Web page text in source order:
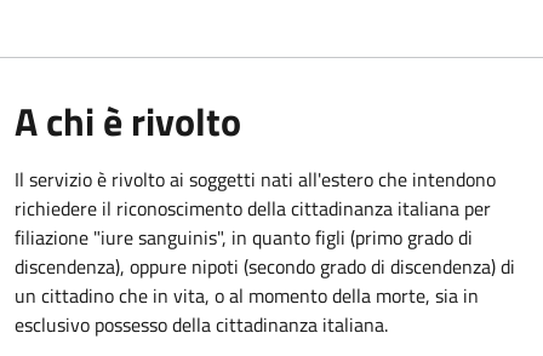
A chi è rivolto
Il servizio è rivolto ai soggetti nati all'estero che intendono
richiedere il riconoscimento della cittadinanza italiana per
filiazione "iure sanguinis", in quanto figli (primo grado di
discendenza), oppure nipoti (secondo grado di discendenza) di
un cittadino che in vita, o al momento della morte, sia in
esclusivo possesso della cittadinanza italiana.